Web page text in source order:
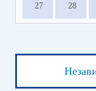
27 28